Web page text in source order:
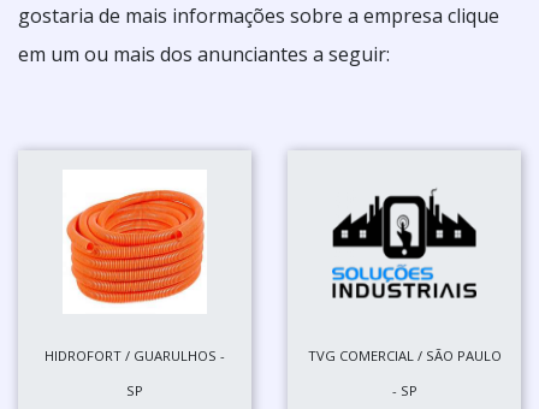
gostaria de mais informações sobre a empresa clique
em um ou mais dos anunciantes a seguir:
HIDROFORT / GUARULHOS -
SP
TVG COMERCIAL / SÃO PAULO
- SP